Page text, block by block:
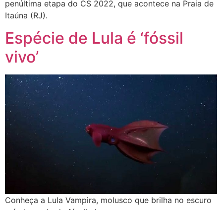
penúltima etapa do CS 2022, que acontece na Praia de
Itaúna (RJ).
Espécie de Lula é ‘fóssil
vivo’
Conheça a Lula Vampira, molusco que brilha no escuro